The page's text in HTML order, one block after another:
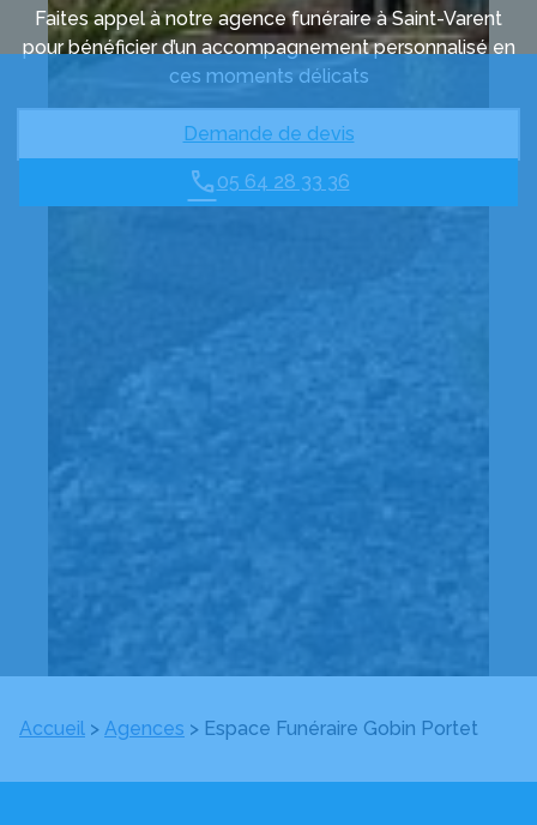
Faites appel à notre agence funéraire à Saint-Varent
pour bénéficier d’un accompagnement personnalisé en
ces moments délicats
Demande de devis
05 64 28 33 36
Accueil > Agences > Espace Funéraire Gobin Portet